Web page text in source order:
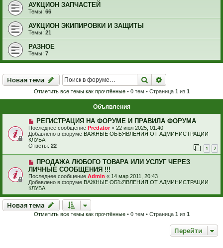
АУКЦИОН ЗАПЧАСТЕЙ
Темы: 66
АУКЦИОН ЭКИПИРОВКИ И ЗАЩИТЫ
Темы: 21
РАЗНОЕ
Темы: 7
Новая тема
Новаятема Поиск
Отметить все темы как прочтённые• 0 тем • Страница 1 из 1
Объявления
РЕГИСТРАЦИЯ НА ФОРУМЕ И ПРАВИЛА ФОРУМА
Последнее сообщение Predator« 22 июл 2025, 01:40
Добавлено в форуме ВАЖНЫЕ ОБЪЯВЛЕНИЯ ОТ АДМИНИСТРАЦИИ
КЛУБА
Ответы: 22 1 2
ПРОДАЖА ЛЮБОГО ТОВАРА ИЛИ УСЛУГ ЧЕРЕЗ
ЛИЧНЫЕ СООБЩЕНИЯ !!!
Последнее сообщение Admin « 14 мар 2011, 20:43
Добавлено в форуме ВАЖНЫЕ ОБЪЯВЛЕНИЯ ОТ АДМИНИСТРАЦИИ
КЛУБА
Новая тема
Новаятема
Отметить все темы как прочтённые• 0 тем • Страница 1 из 1
Перейти